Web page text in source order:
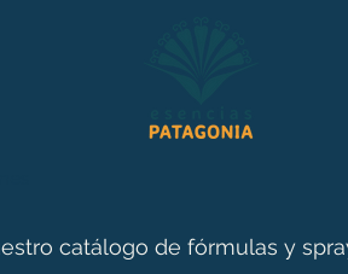
catálogo de fórmulas y